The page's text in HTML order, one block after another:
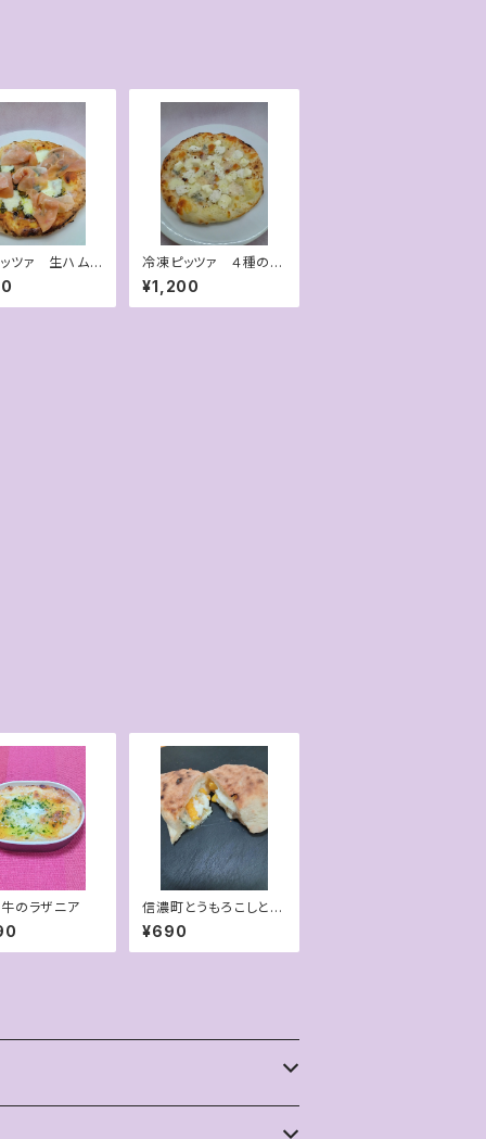
ツァ 生ハムと
ーゼ
冷凍ピッツァ ４種のチ
ーズピッツァ (ハチミ
ツ付)
¥1,200
のラザニア
信濃町とうもろこしとゴ
ルゴンゾーラチーズのカ
ルツォーネ
¥690